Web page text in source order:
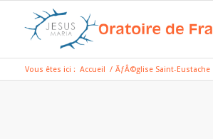
Vous êtes ici : Accueil / ÃƒÂ©glise Saint-Eustache